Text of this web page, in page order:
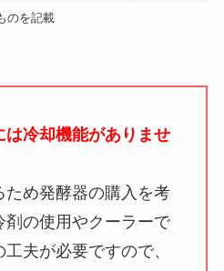
のを記載
冷却機能がありませ
ため発酵器の購入を考
剤の使用やクーラーで
夫が必要ですので、